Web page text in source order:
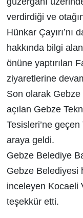
verdirdiği ve
Hünkar Çayırı’nı
hakkında bilgi
önüne yaptırılan
ziyaretlerine
Son olarak
açılan Gebze
Tesisleri’ne
araya geldi.
Gebze Belediye
Gebze Belediyesi
inceleyen Kocaeli
teşekkür etti.